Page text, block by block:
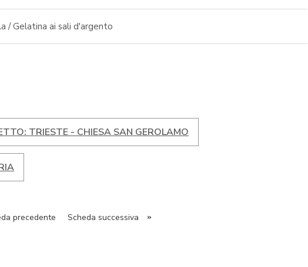
/ Gelatina ai sali d'argento
TRIESTE - CHIESA SAN GEROLAMO
precedente Scheda successiva »